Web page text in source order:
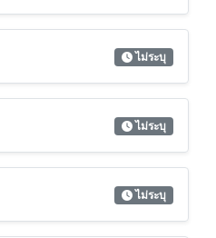
ไม่ระบุ
ไม่ระบุ
ไม่ระบุ